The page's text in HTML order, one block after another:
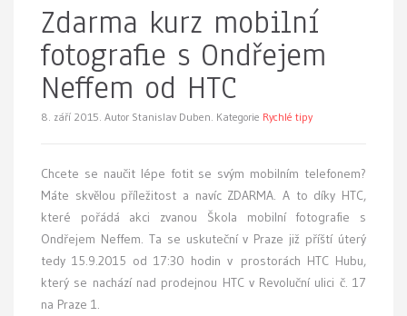
Zdarma kurz mobilní
fotografie s Ondřejem
Neffem od HTC
8. září 2015. Autor Stanislav Duben. Kategorie Rychlé tipy
Chcete se naučit lépe fotit se svým mobilním telefonem?
Máte skvělou příležitost a navíc ZDARMA. A to díky HTC,
které pořádá akci zvanou Škola mobilní fotografie s
Ondřejem Neffem. Ta se uskuteční v Praze již příští úterý
tedy 15.9.2015 od 17:30 hodin v prostorách HTC Hubu,
který se nachází nad prodejnou HTC v Revoluční ulici č. 17
na Praze 1.